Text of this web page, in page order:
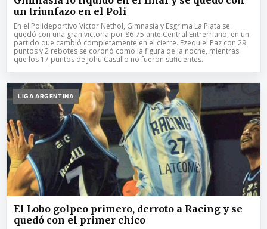
un triunfazo en el Poli
En el Polideportivo Víctor Nethol, Gimnasia y Esgrima La Plata se
quedó con una gran victoria por 86-75 ante Central Entrerriano, en un
partido que cambió completamente en el cierre. Ezequiel Paz con 29
puntos y 2 rebotes se coronó como la figura de la noche, mientras
que los 17 puntos de Johu Castillo no fueron suficientes.
LIGA ARGENTINA
El Lobo golpeo primero, derroto a Racing y se
quedó con el primer chico